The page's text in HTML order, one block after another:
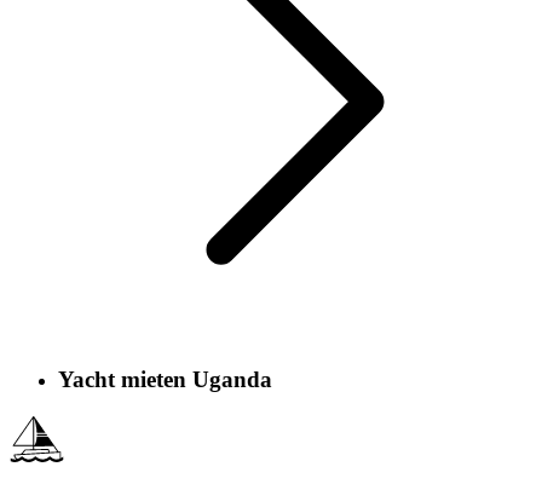
Yacht mieten Uganda